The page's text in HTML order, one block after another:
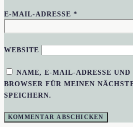
E-MAIL-ADRESSE*
WEBSITE
NAME, E-MAIL-ADRESSE
BROWSER FÜR MEINEN
SPEICHERN.